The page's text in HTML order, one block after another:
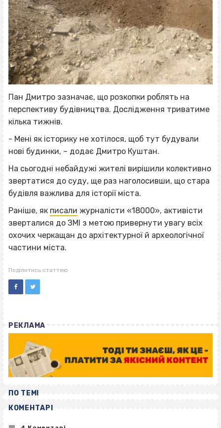
Пан Дмитро зазначає, що розкопки роблять на
перспективу будівництва. Дослідження триватиме
кілька тижнів.
- Мені як історику не хотілося, щоб тут будували
нові будинки, – додає Дмитро Куштан.
На сьогодні небайдужі жителі вирішили колективно
звертатися до суду, ще раз наголосивши, що стара
будівля важлива для історії міста.
Раніше, як писали журналісти «18000», активісти
зверталися до ЗМІ з метою привернути увагу всіх
охочих черкащан до архітектурної й археологічної
частини міста.
Поділитись статтею
РЕКЛАМА
ПО ТЕМІ
КОМЕНТАРІ